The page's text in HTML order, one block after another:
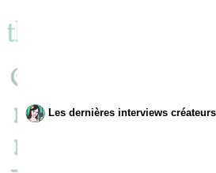
Les dernières interviews